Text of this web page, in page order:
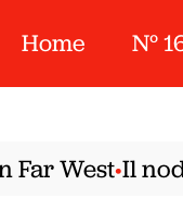
Home N°
West•Il nodo